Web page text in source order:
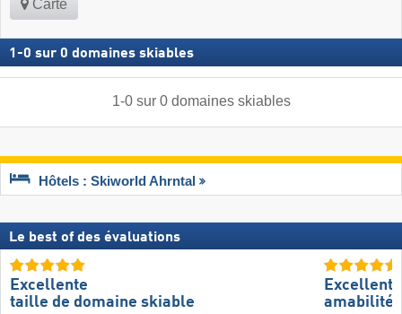
Carte
1 -0 sur 0 domaines skiables
1-0sur 0 domaines skiables
Hôtels : Skiworld Ahrntal
Le best of des évaluations
Excellente
taille de domaine skiable
Excellente
amabilité